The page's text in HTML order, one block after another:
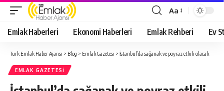
Yazı
Tipi
Boyutlandırıcı
Aa
Emlak Haberleri Ekonomi Haberleri Emlak Rehberi Ev
Turk Emlak Haber Ajansı > Blog > Emlak Gazetesi > İstanbul’da sağanak ve poyraz etkili olacak
EMLAK GAZETESI